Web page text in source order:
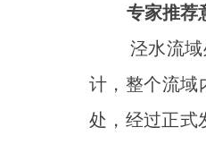
专家推荐
泾水流域处
计，整个流域
处，经过正式